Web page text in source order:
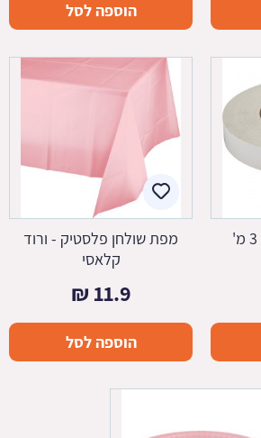
הוספה לסל
מפת שולחן פלסטיק - ורוד
קלאסי
11.9
₪
הוספה לסל